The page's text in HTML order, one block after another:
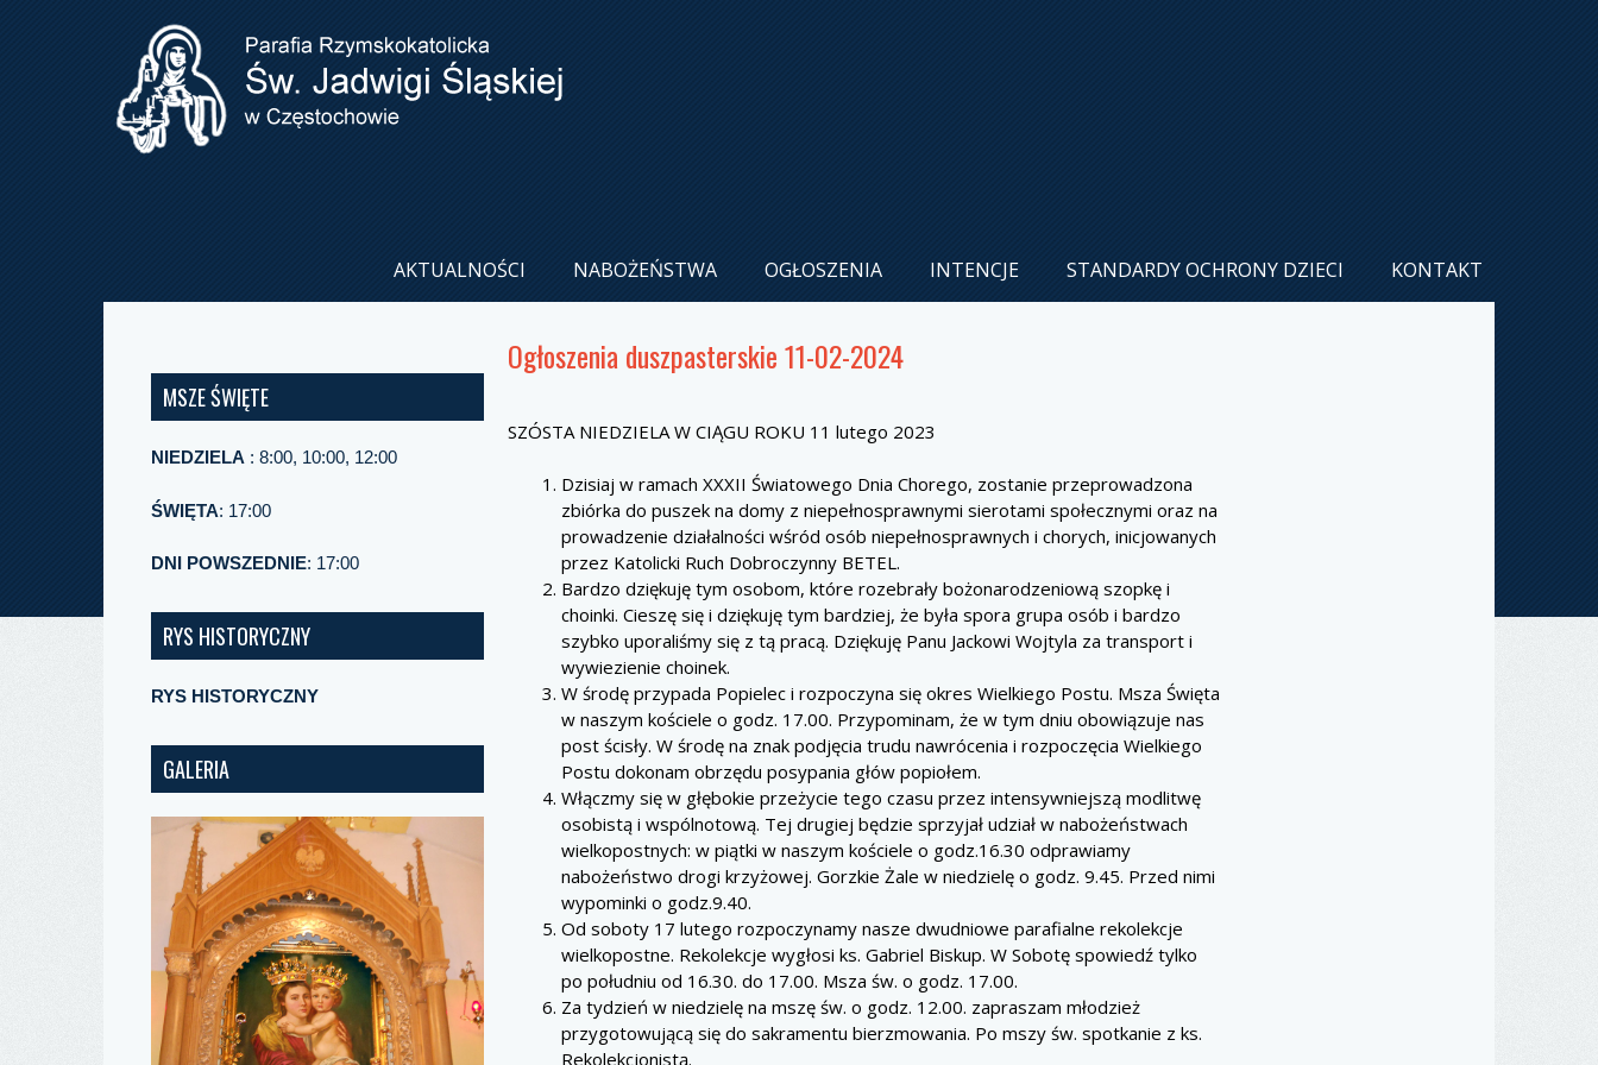
AKTUALNOŚCI NABOŻEŃSTWA OGŁOSZENIA INTENCJE STANDARDY OCHRONY DZIECI KONTAKT
MSZE ŚWIĘTE
NIEDZIELA : 8:00, 10:00, 12:00
ŚWIĘTA: 17:00
DNI POWSZEDNIE: 17:00
RYS HISTORYCZNY
RYS HISTORYCZNY
GALERIA
Ogłoszenia duszpasterskie 11-02-2024
SZÓSTA NIEDZIELA W CIĄGU ROKU 11 lutego 2023
Dzisiaj w ramach XXXII Światowego Dnia Chorego, zostanie przeprowadzona
zbiórka do puszek na domy z niepełnosprawnymi sierotami społecznymi oraz na
prowadzenie działalności wśród osób niepełnosprawnych i chorych, inicjowanych
przez Katolicki Ruch Dobroczynny BETEL.
Bardzo dziękuję tym osobom, które rozebrały bożonarodzeniową szopkę i
choinki. Cieszę się i dziękuję tym bardziej, że była spora grupa osób i bardzo
szybko uporaliśmy się z tą pracą. Dziękuję Panu Jackowi Wojtyla za transport i
wywiezienie choinek.
W środę przypada Popielec i rozpoczyna się okres Wielkiego Postu. Msza Święta
w naszym kościele o godz. 17.00. Przypominam, że w tym dniu obowiązuje nas
post ścisły. W środę na znak podjęcia trudu nawrócenia i rozpoczęcia Wielkiego
Postu dokonam obrzędu posypania głów popiołem.
Włączmy się w głębokie przeżycie tego czasu przez intensywniejszą modlitwę
osobistą i wspólnotową. Tej drugiej będzie sprzyjał udział w nabożeństwach
wielkopostnych: w piątki w naszym kościele o godz.16.30 odprawiamy
nabożeństwo drogi krzyżowej. Gorzkie Żale w niedzielę o godz. 9.45. Przed nimi
wypominki o godz.9.40.
Od soboty 17 lutego rozpoczynamy nasze dwudniowe parafialne rekolekcje
wielkopostne. Rekolekcje wygłosi ks. Gabriel Biskup. W Sobotę spowiedź tylko
po południu od 16.30. do 17.00. Msza św. o godz. 17.00.
Za tydzień w niedzielę na mszę św. o godz. 12.00. zapraszam młodzież
przygotowującą się do sakramentu bierzmowania. Po mszy św. spotkanie z ks.
Rekolekcjonistą.